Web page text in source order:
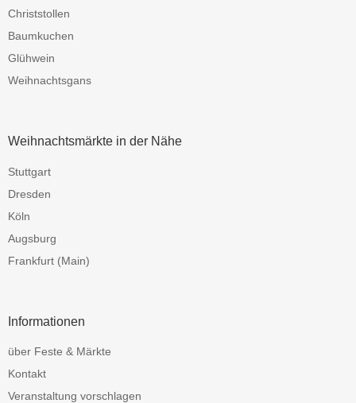
Christstollen
Baumkuchen
Glühwein
Weihnachtsgans
Weihnachtsmärkte in der Nähe
Stuttgart
Dresden
Köln
Augsburg
Frankfurt (Main)
Informationen
über Feste & Märkte
Kontakt
Veranstaltung vorschlagen